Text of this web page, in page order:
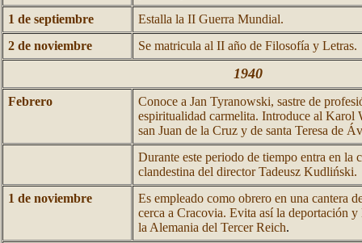
1 de septiembre
Estalla la II Guerra Mundial.
2 de noviembre
Se matricula al II año de Filosofía y Letras.
1940
Febrero
Conoce a Jan Tyranowski, sastre de
espiritualidad carmelita. Introduce al Karol
san Juan de la Cruz y de santa Teresa de
Durante este periodo de tiempo entra en la
clandestina del director Tadeusz Kudliński.
1 de noviembre
Es empleado como obrero en una cantera
cerca a Cracovia. Evita así la deportación y
la Alemania del Tercer Reich.